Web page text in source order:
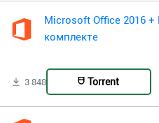
Microsoft Office 2016 +
комплекте
3 848 Torrent